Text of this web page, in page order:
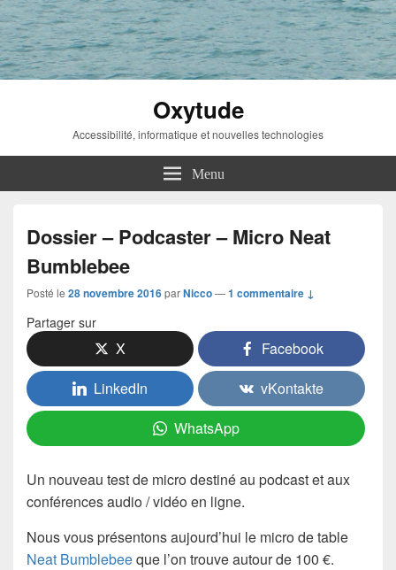
Oxytude
Accessibilité, informatique et nouvelles technologies
Menu
Dossier – Podcaster – Micro Neat
Bumblebee
Posté le 28 novembre 2016parNicco—1 commentaire ↓
Partager sur
X
Facebook
LinkedIn
vKontakte
WhatsApp
Un nouveau test de micro destiné au podcast et aux
conférences audio / vidéo en ligne.
Nous vous présentons aujourd’hui le micro de table
Neat Bumblebeeque l’on trouve autour de 100 €.